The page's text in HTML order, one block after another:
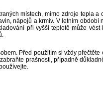
místech, mimo zdroje tepla a
nápojů a krmiv. V letním období
při vyšší teplotě může vést
Před použitím si vždy přečtěte
prašnosti, případně